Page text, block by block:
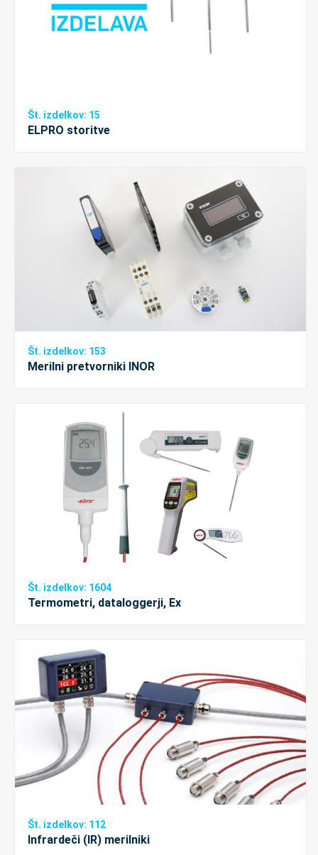
Št. izdelkov: 15
ELPRO storitve
Št. izdelkov: 153
Merilni pretvorniki INOR
Št. izdelkov: 1604
Termometri, dataloggerji, Ex
Št. izdelkov: 112
Infrardeči (IR) merilniki